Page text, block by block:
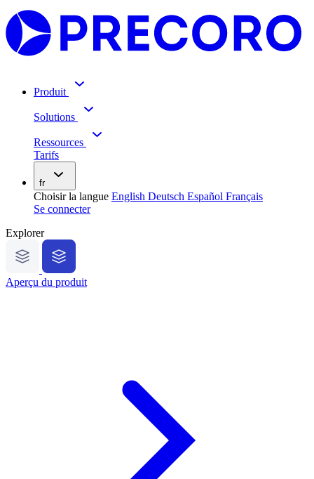
Produit
Solutions
Ressources
Tarifs
fr
Choisir la langue English Deutsch Español Français
Se connecter
Explorer
Aperçu du produit